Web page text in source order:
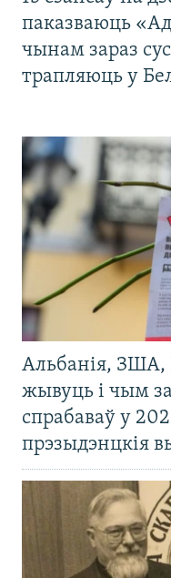
паказваюць
чынам зараз
трапляюць у
Альбанія, ЗША,
жывуць і чым
спрабаваў у
прэзыдэнцкія